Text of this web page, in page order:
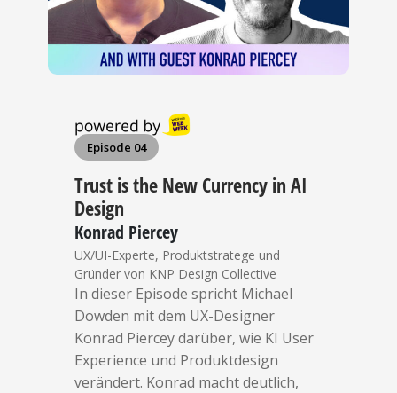
Episode 04
Trust is the New Currency in AI
Design
Konrad Piercey
UX/UI-Experte, Produktstratege und
Gründer von KNP Design Collective
In dieser Episode spricht Michael
Dowden mit dem UX-Designer
Konrad Piercey darüber, wie KI User
Experience und Produktdesign
verändert. Konrad macht deutlich,